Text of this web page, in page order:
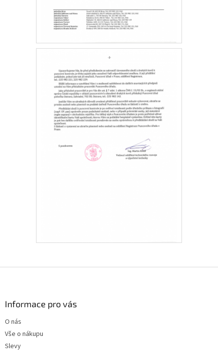
Informace pro vás
O nás
Vše o nákupu
Slevy